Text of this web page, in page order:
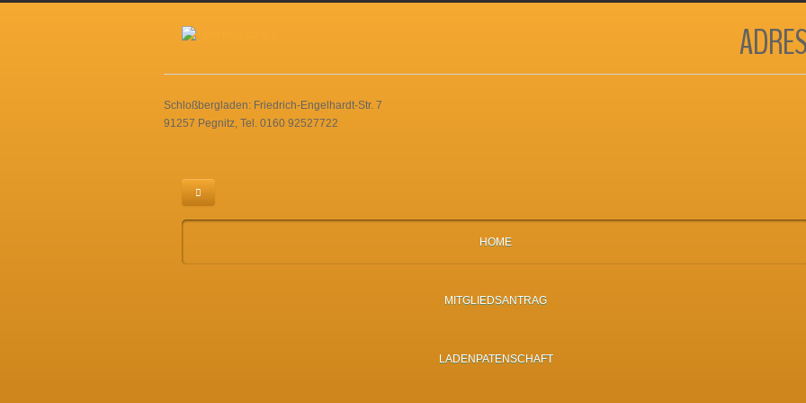
Schloßbergladen: Friedrich-Engelhardt-Str. 7
91257 Pegnitz, Tel. 0160 92527722
HOME
MITGLIEDSANTRAG
LADENPATENSCHAFT